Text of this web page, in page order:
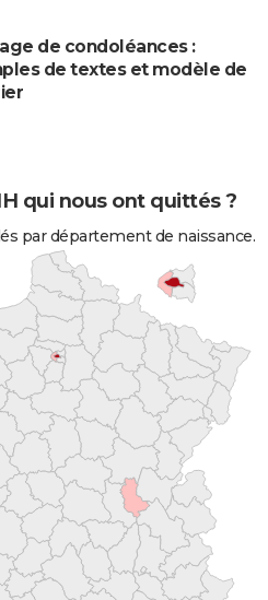
de condoléances :
de textes et modèle de
qui nous ont quittés ?
par département de naissance.